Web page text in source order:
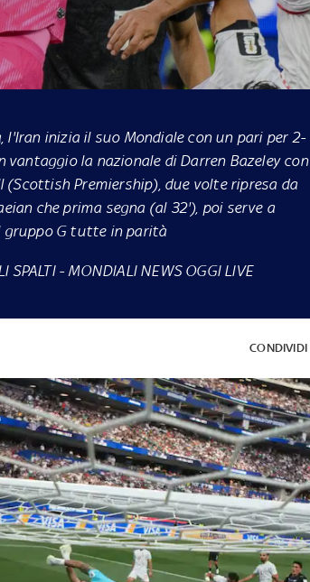
inizia il suo Mondiale con un pari per 2-
la nazionale di Darren Bazeley con
Premiership), due volte ripresa da
che prima segna (al 32'), poi serve a
gruppo G tutte in parità
SPALTI- MONDIALI NEWS OGGI LIVE
CONDIVIDI